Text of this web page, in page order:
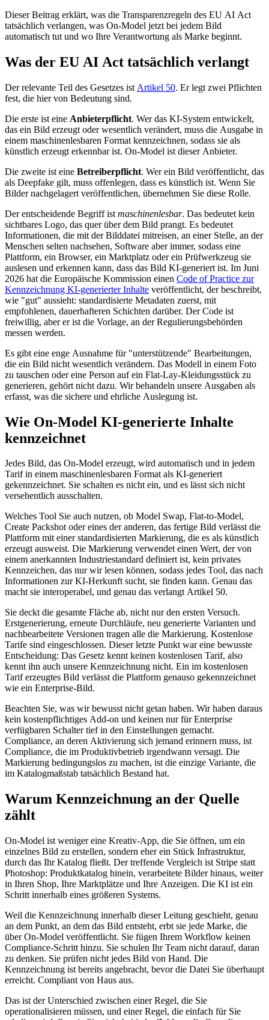
Dieser Beitrag erklärt, was die Transparenzregeln des EU AI Act
tatsächlich verlangen, was On-Model jetzt bei jedem Bild
automatisch tut und wo Ihre Verantwortung als Marke beginnt.
Was der EU AI Act tatsächlich verlangt
Der relevante Teil des Gesetzes ist Artikel 50. Er legt zwei Pflichten
fest, die hier von Bedeutung sind.
Die erste ist eine Anbieterpflicht. Wer das KI-System entwickelt,
das ein Bild erzeugt oder wesentlich verändert, muss die Ausgabe in
einem maschinenlesbaren Format kennzeichnen, sodass sie als
künstlich erzeugt erkennbar ist. On-Model ist dieser Anbieter.
Die zweite ist eine Betreiberpflicht. Wer ein Bild veröffentlicht, das
als Deepfake gilt, muss offenlegen, dass es künstlich ist. Wenn Sie
Bilder nachgelagert veröffentlichen, übernehmen Sie diese Rolle.
Der entscheidende Begriff ist maschinenlesbar. Das bedeutet kein
sichtbares Logo, das quer über dem Bild prangt. Es bedeutet
Informationen, die mit der Bilddatei mitreisen, an einer Stelle, an der
Menschen selten nachsehen, Software aber immer, sodass eine
Plattform, ein Browser, ein Marktplatz oder ein Prüfwerkzeug sie
auslesen und erkennen kann, dass das Bild KI-generiert ist. Im Juni
2026 hat die Europäische Kommission einen Code of Practice zur
Kennzeichnung KI-generierter Inhalte veröffentlicht, der beschreibt,
wie "gut" aussieht: standardisierte Metadaten zuerst, mit
empfohlenen, dauerhafteren Schichten darüber. Der Code ist
freiwillig, aber er ist die Vorlage, an der Regulierungsbehörden
messen werden.
Es gibt eine enge Ausnahme für "unterstützende" Bearbeitungen,
die ein Bild nicht wesentlich verändern. Das Modell in einem Foto
zu tauschen oder eine Person auf ein Flat-Lay-Kleidungsstück zu
generieren, gehört nicht dazu. Wir behandeln unsere Ausgaben als
erfasst, was die sichere und ehrliche Auslegung ist.
Wie On-Model KI-generierte Inhalte
kennzeichnet
Jedes Bild, das On-Model erzeugt, wird automatisch und in jedem
Tarif in einem maschinenlesbaren Format als KI-generiert
gekennzeichnet. Sie schalten es nicht ein, und es lässt sich nicht
versehentlich ausschalten.
Welches Tool Sie auch nutzen, ob Model Swap, Flat-to-Model,
Create Packshot oder eines der anderen, das fertige Bild verlässt die
Plattform mit einer standardisierten Markierung, die es als künstlich
erzeugt ausweist. Die Markierung verwendet einen Wert, der von
einem anerkannten Industriestandard definiert ist, kein privates
Kennzeichen, das nur wir lesen können, sodass jedes Tool, das nach
Informationen zur KI-Herkunft sucht, sie finden kann. Genau das
macht sie interoperabel, und genau das verlangt Artikel 50.
Sie deckt die gesamte Fläche ab, nicht nur den ersten Versuch.
Erstgenerierung, erneute Durchläufe, neu generierte Varianten und
nachbearbeitete Versionen tragen alle die Markierung. Kostenlose
Tarife sind eingeschlossen. Dieser letzte Punkt war eine bewusste
Entscheidung: Das Gesetz kennt keinen kostenlosen Tarif, also
kennt ihn auch unsere Kennzeichnung nicht. Ein im kostenlosen
Tarif erzeugtes Bild verlässt die Plattform genauso gekennzeichnet
wie ein Enterprise-Bild.
Beachten Sie, was wir bewusst nicht getan haben. Wir haben daraus
kein kostenpflichtiges Add-on und keinen nur für Enterprise
verfügbaren Schalter tief in den Einstellungen gemacht.
Compliance, an deren Aktivierung sich jemand erinnern muss, ist
Compliance, die im Produktivbetrieb irgendwann versagt. Die
Markierung bedingungslos zu machen, ist die einzige Variante, die
im Katalogmaßstab tatsächlich Bestand hat.
Warum Kennzeichnung an der Quelle
zählt
On-Model ist weniger eine Kreativ-App, die Sie öffnen, um ein
einzelnes Bild zu erstellen, sondern eher ein Stück Infrastruktur,
durch das Ihr Katalog fließt. Der treffende Vergleich ist Stripe statt
Photoshop: Produktkatalog hinein, verarbeitete Bilder hinaus, weiter
in Ihren Shop, Ihre Marktplätze und Ihre Anzeigen. Die KI ist ein
Schritt innerhalb eines größeren Systems.
Weil die Kennzeichnung innerhalb dieser Leitung geschieht, genau
an dem Punkt, an dem das Bild entsteht, erbt sie jede Marke, die
über On-Model veröffentlicht. Sie fügen Ihrem Workflow keinen
Compliance-Schritt hinzu. Sie schulen Ihr Team nicht darauf, daran
zu denken. Sie prüfen nicht jedes Bild von Hand. Die
Kennzeichnung ist bereits angebracht, bevor die Datei Sie überhaupt
erreicht. Compliant von Haus aus.
Das ist der Unterschied zwischen einer Regel, die Sie
operationalisieren müssen, und einer Regel, die einfach für Sie